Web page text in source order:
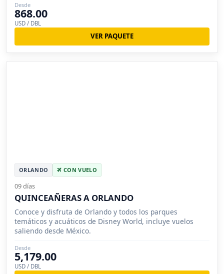
Desde
868.00
USD / DBL
VER PAQUETE
ORLANDO CON VUELO
09 días
QUINCEAÑERAS A ORLANDO
Conoce y disfruta de Orlando y todos los parques
temáticos y acuáticos de Disney World, incluye vuelos
saliendo desde México.
Desde
5,179.00
USD / DBL